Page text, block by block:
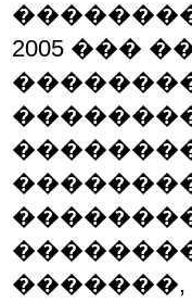
2005 ���